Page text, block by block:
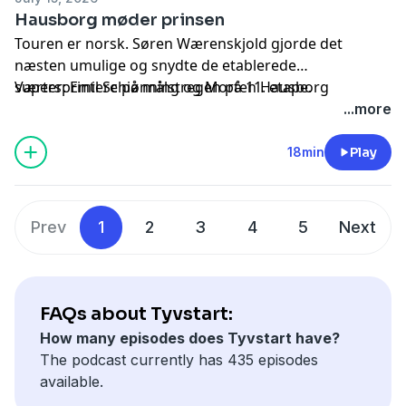
Hausborg møder prinsen
Touren er norsk. Søren Wærenskjold gjorde det
næsten umulige og snydte de etablerede
supersprintere på målstregen på 11. etape.
Nordmanden fortsætter dermed triumftoget for det
norsk-danske mandskab, som også kunne prale af
endnu en rytter på podiet i Nevers - nemlig
programmets favorit, Anthon Charmig. Hausborg
aarhusianer og kommer samtidig med en opsang til
moderne hotelværelser.
Værter: Emil Schiønning og Morten Hausborg
...more
18min Play
Prev 1 2 3 4 5 Next
FAQs about Tyvstart:
How many episodes does Tyvstart have?
The podcast currently has 435 episodes
available.